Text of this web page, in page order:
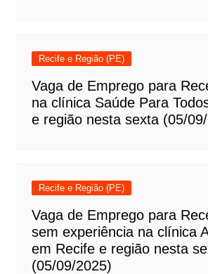
Recife e Região (PE)
Vaga de Emprego para
na clínica Saúde Para
e região nesta sexta (05/
Recife e Região (PE)
Vaga de Emprego para
sem experiência na clínica
em Recife e região nesta
(05/09/2025)